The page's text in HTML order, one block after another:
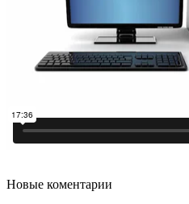
Новые коментарии